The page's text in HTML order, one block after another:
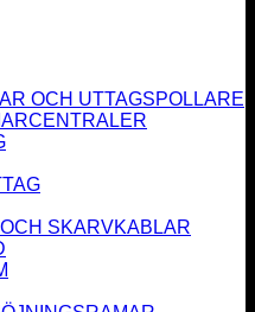
OCH UTTAGSPOLLARE
SKARVKABLAR